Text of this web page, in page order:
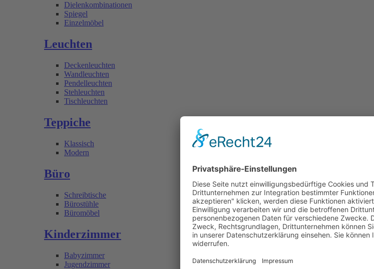
Dielenkombinationen
Spiegel
Einzelmöbel
Leuchten
Deckenleuchten
Wandleuchten
Pendelleuchten
Stehleuchten
Tischleuchten
Teppiche
Klassisch
Modern
Büro
Schreibtische
Bürostühle
Büromöbel
Kinderzimmer
Babyzimmer
Jugendzimmer